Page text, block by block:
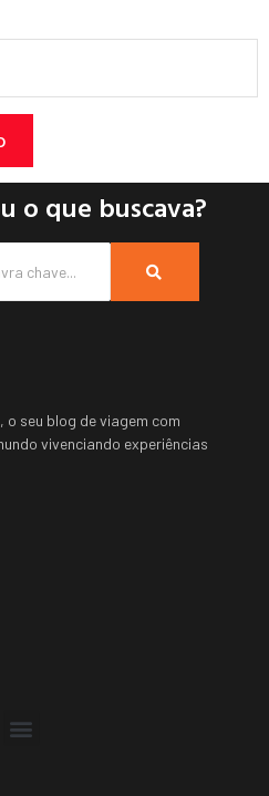
o que buscava?
, o seu blog de viagem com
vivenciando experiências